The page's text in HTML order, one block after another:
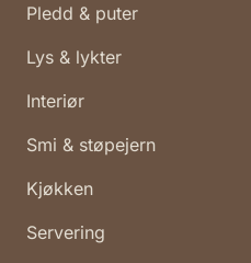
Pledd & puter
Lys & lykter
Interiør
Smi & støpejern
Kjøkken
Servering